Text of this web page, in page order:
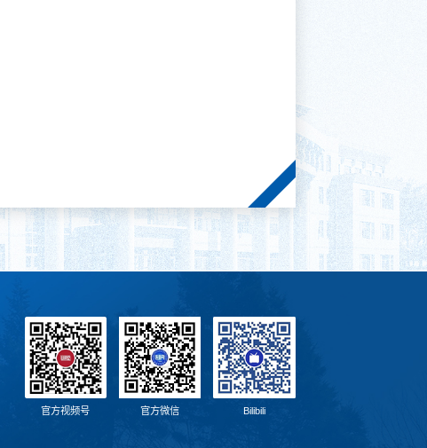
官方视频号
官方微信 Bilibili